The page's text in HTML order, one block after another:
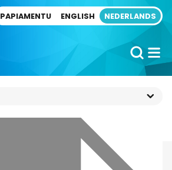
PAPIAMENTU ENGLISH NEDERLANDS